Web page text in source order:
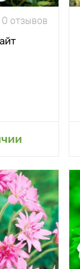
0 отзывов
Ажурное
ширина до
80 см
50 - 80 см